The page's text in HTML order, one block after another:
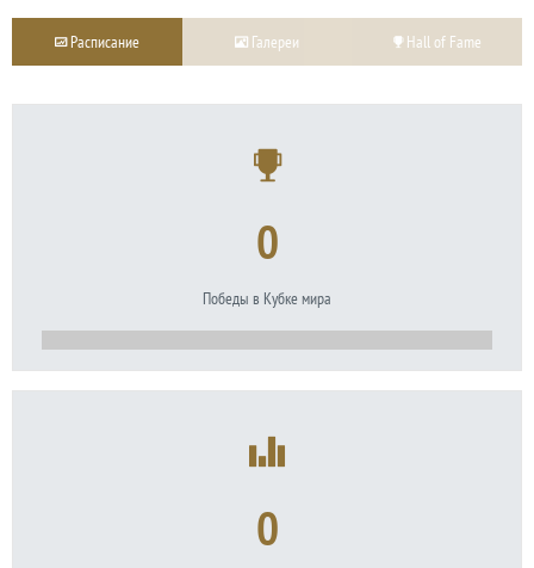
Расписание Галереи Hall of Fame
0
Победы в Кубке мира
0